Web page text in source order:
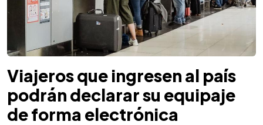
Viajeros que ingresen al país
podrán declarar su equipaje
de forma electrónica